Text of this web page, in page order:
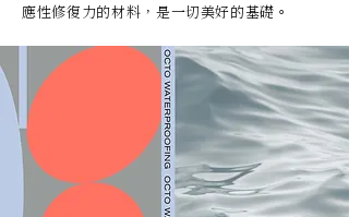
應性修復力的材料，是一切美好的基礎。